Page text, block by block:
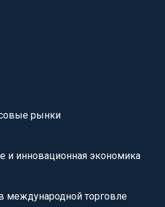
рынки
и инновационная экономика
международной торговле